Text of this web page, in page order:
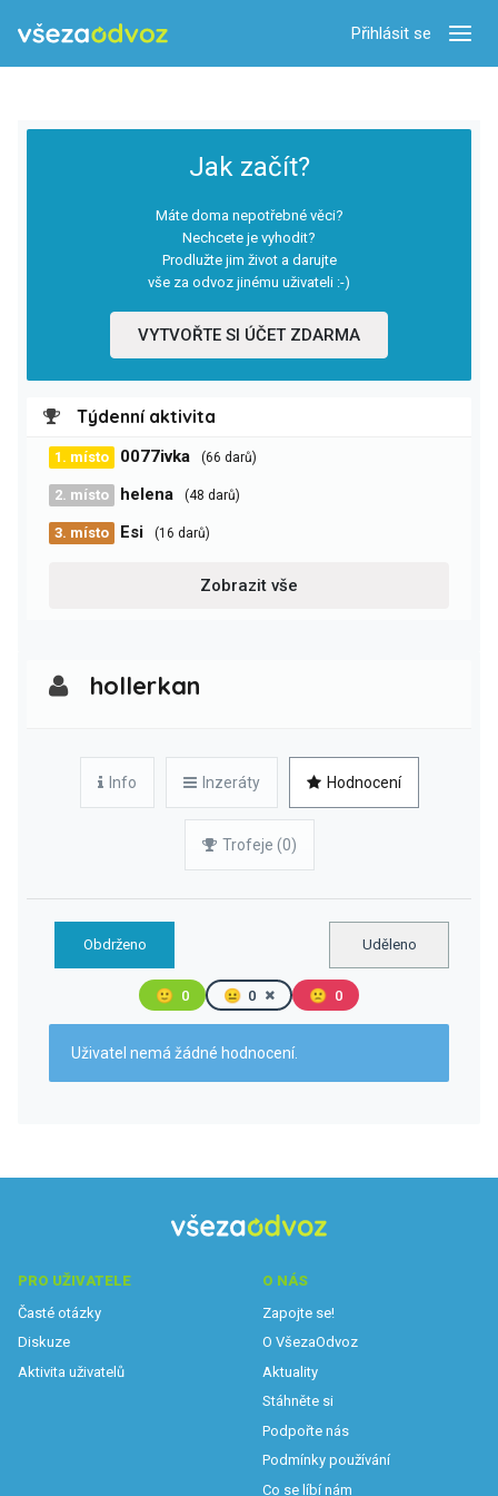
Přihlásit se
Jak začít?
Máte doma nepotřebné věci?
Nechcete je vyhodit?
Prodlužte jim život a darujte
vše za odvoz jinému uživateli :-)
VYTVOŘTE SI ÚČET ZDARMA
Týdenní aktivita
1. místo 0077ivka (66 darů)
2. místo helena (48 darů)
3. místo Esi (16 darů)
Zobrazit vše
hollerkan
Info Inzeráty Hodnocení
Trofeje (0)
Obdrženo Uděleno
🙂 0 😐 0 🙁 0
Uživatel nemá žádné hodnocení.
PRO UŽIVATELE
Časté otázky
Diskuze
Aktivita uživatelů
O NÁS
Zapojte se!
O VšezaOdvoz
Aktuality
Stáhněte si
Podpořte nás
Podmínky používání
Co se líbí nám